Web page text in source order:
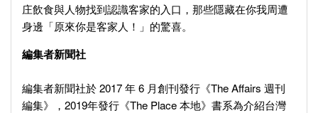
庄飲食與人物找到認識客家的入口，那些隱藏在你我周遭
身邊「原來你是客家人！」的驚喜。
編集者新聞社
編集者新聞社於 2017 年 6 月創刊發行《The Affairs 週刊
編集》，2019年發行《The Place 本地》書系為介紹台灣